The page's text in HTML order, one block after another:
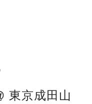
東京成田山